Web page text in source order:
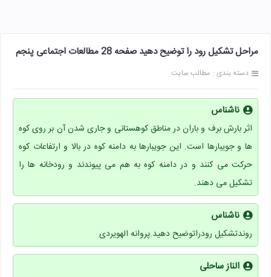
مراحل تشکیل رود را توضیح دهید صفحه 28 مطالعات اجتماعی پنجم
دسته بندی : مطالب سایت
ناشناس
اثر بارش برف و باران در مناطق کوهستانی و جاری شدن آن بر روی کوه
ها و جویبارها است. این جویبارها به دامنه کوه در بالا و ارتفاعات کوه
حرکت می کنند و در دامنه کوه به هم می پیوندند و رودخانه ها را
تشکیل می دهند.
ناشناس
روندتشکیل رودراتوضیح دهید.پروانه الهویردی
الناز ساحلی